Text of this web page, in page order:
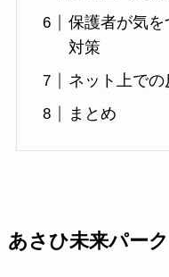
保護者が気
対策
ネット上で
まとめ
あさひ未来パー